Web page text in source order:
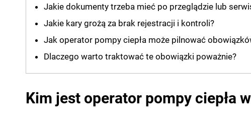
Jakie dokumenty trzeba mieć po przeglądzie lub
Jakie kary grożą za brak rejestracji i kontroli?
Jak operator pompy ciepła może pilnować
Dlaczego warto traktować te obowiązki poważnie?
Kim jest operator pompy ciepła